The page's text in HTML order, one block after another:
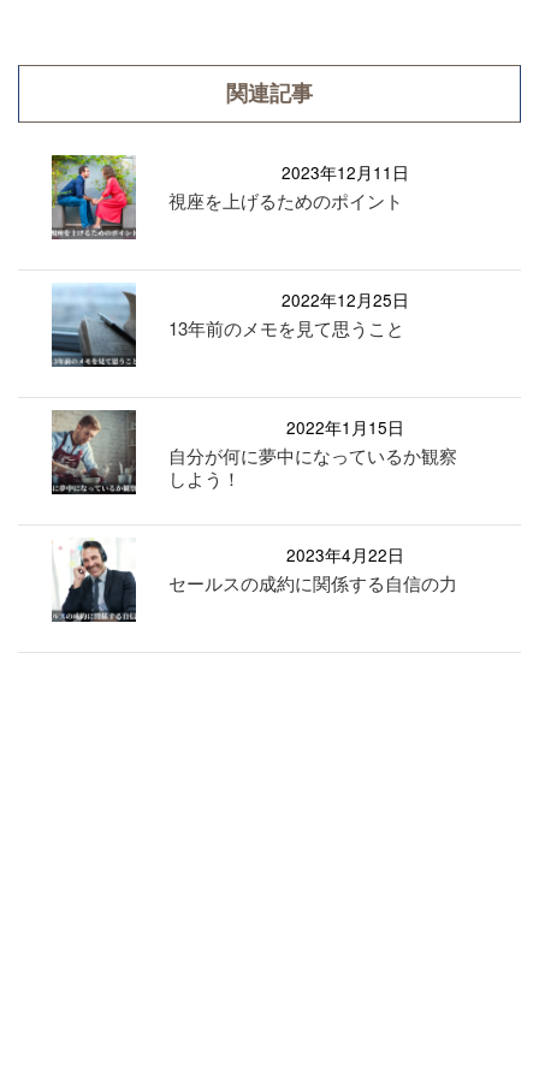
関連記事
2023年12月11日
視座を上げるためのポイント
2022年12月25日
13年前のメモを見て思うこと
2022年1月15日
自分が何に夢中になっているか観察
しよう！
2023年4月22日
セールスの成約に関係する自信の力